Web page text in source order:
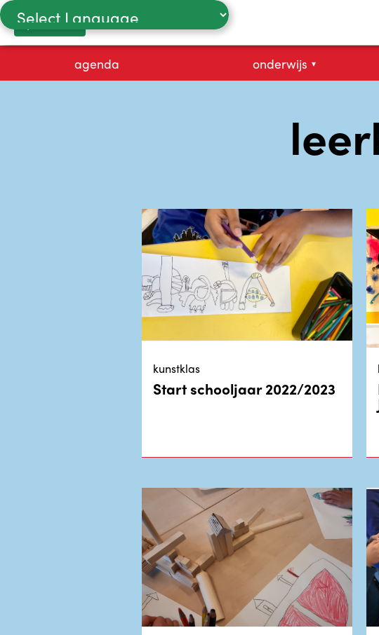
Powered by
proefles
agenda onderwijs ▾
kunstklas
Start schooljaar 2022/2023